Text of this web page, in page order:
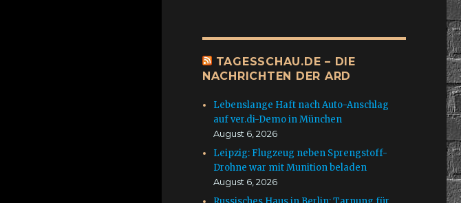
TAGESSCHAU.DE – DIE
NACHRICHTEN DER ARD
Lebenslange Haft nach Auto-Anschlag
auf ver.di-Demo in München
August 6, 2026
Leipzig: Flugzeug neben Sprengstoff-
Drohne war mit Munition beladen
August 6, 2026